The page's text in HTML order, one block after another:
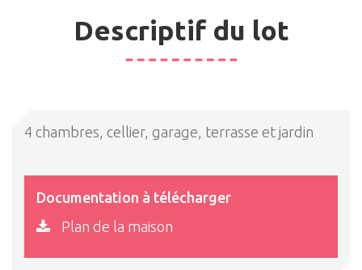
Descriptif du lot
4 chambres, cellier, garage, terrasse et jardin
Documentation à télécharger
Plan de la maison